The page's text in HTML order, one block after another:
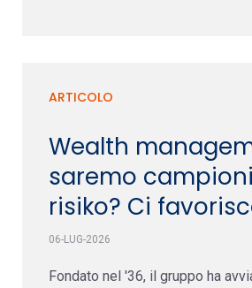
ARTICOLO
Wealth
saremo
risiko? Ci
06-LUG-2026
Fondato nel '36, il gruppo ha